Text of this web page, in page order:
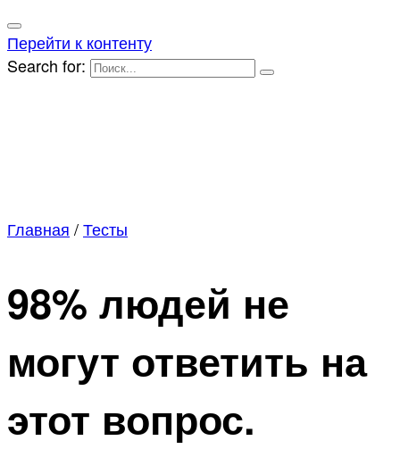
Перейти к контенту
Search for:
Главная /Тесты
98% людей не
могут ответить на
этот вопрос.